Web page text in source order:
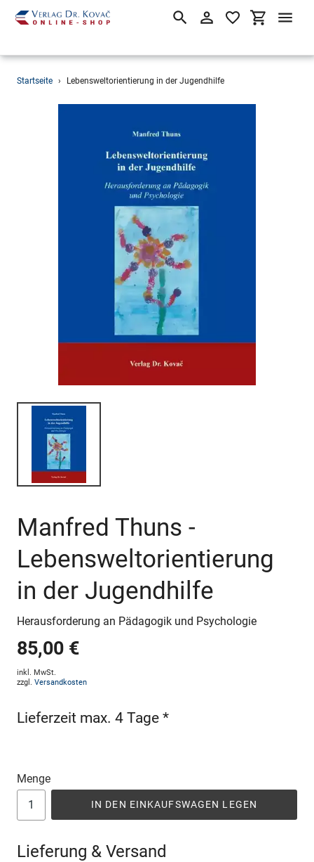
Direkt
SuchenEinloggen
Startseite › Lebensweltorientierung in der Jugendhilfe
Manfred Thuns -
Lebensweltorientierung
in der Jugendhilfe
Herausforderung an Pädagogik und Psychologie
85,00 €
inkl. MwSt.
zzgl. Versandkosten
Lieferzeit max. 4 Tage *
Menge
IN DEN EINKAUFSWAGEN LEGEN
Lieferung & Versand